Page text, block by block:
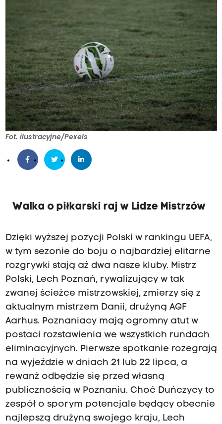
Fot. ilustracyjne/Pexels
Walka o piłkarski raj w Lidze Mistrzów
Dzięki wyższej pozycji Polski w rankingu UEFA,
w tym sezonie do boju o najbardziej elitarne
rozgrywki stają aż dwa nasze kluby. Mistrz
Polski, Lech Poznań, rywalizujący w tak
zwanej ścieżce mistrzowskiej, zmierzy się z
aktualnym mistrzem Danii, drużyną AGF
Aarhus. Poznaniacy mają ogromny atut w
postaci rozstawienia we wszystkich rundach
eliminacyjnych. Pierwsze spotkanie rozegrają
na wyjeździe w dniach 21 lub 22 lipca, a
rewanż odbędzie się przed własną
publicznością w Poznaniu. Choć Duńczycy to
zespół o sporym potencjale będący obecnie
najlepszą drużyną swojego kraju, Lech